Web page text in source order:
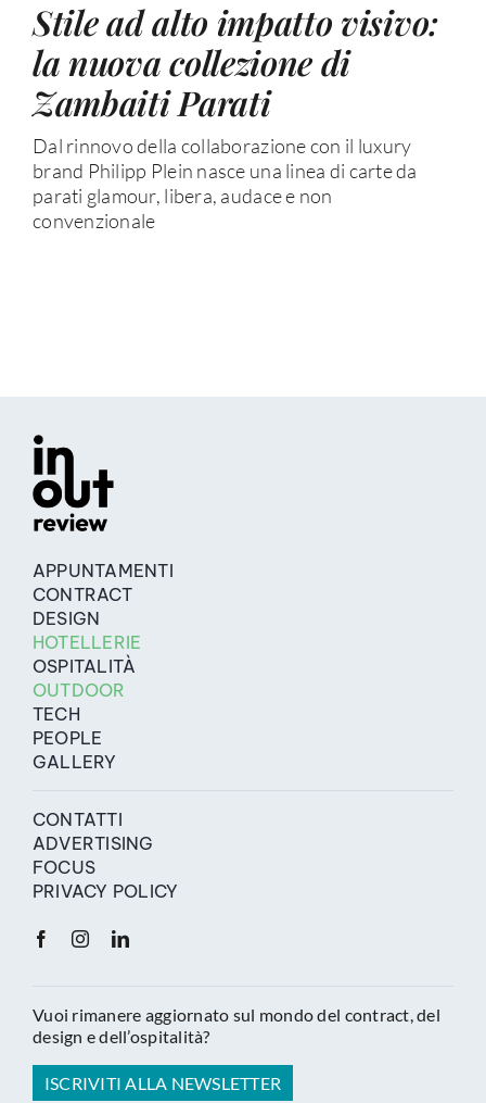
Stile ad alto impatto visivo:
la nuova collezione di
Zambaiti Parati
Dal rinnovo della collaborazione con il luxury
brand Philipp Plein nasce una linea di carte da
parati glamour, libera, audace e non
convenzionale
APPUNTAMENTI
CONTRACT
DESIGN
HOTELLERIE
OSPITALITÀ
OUTDOOR
TECH
PEOPLE
GALLERY
CONTATTI
ADVERTISING
FOCUS
PRIVACY POLICY
Vuoi rimanere aggiornato sul mondo del contract, del
design e dell’ospitalità?
ISCRIVITI ALLA NEWSLETTER